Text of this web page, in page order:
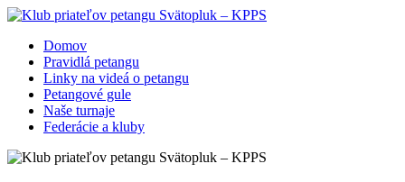
Domov
Pravidlá petangu
Linky na videá o petangu
Petangové gule
Naše turnaje
Federácie a kluby